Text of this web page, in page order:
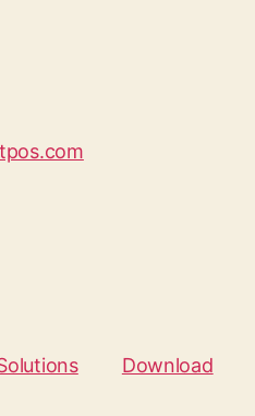
Download